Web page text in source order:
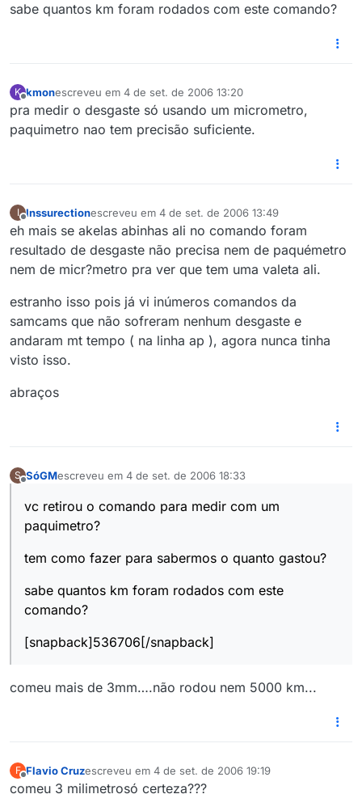
sabe quantos km foram rodados com este comando?
K kmonescreveu em 4 de set. de 2006 13:20
última edição por
pra medir o desgaste só usando um micrometro,
paquimetro nao tem precisão suficiente.
I
Offline
Inssurectionescreveu em 4 de set. de 2006 13:49
última edição por
eh mais se akelas abinhas ali no comando foram
resultado de desgaste não precisa nem de paquémetro
nem de micr?metro pra ver que tem uma valeta ali.
estranho isso pois já vi inúmeros comandos da
samcams que não sofreram nenhum desgaste e
andaram mt tempo ( na linha ap ), agora nunca tinha
visto isso.
abraços
S SóGMescreveu em 4 de set. de 2006 18:33
última edição por
vc retirou o comando para medir com um
paquimetro?
tem como fazer para sabermos o quanto gastou?
sabe quantos km foram rodados com este
comando?
[snapback]536706[/snapback]
comeu mais de 3mm….não rodou nem 5000 km...
F Flavio Cruzescreveu em 4 de set. de 2006 19:19
última edição por
comeu 3 milimetrosó certeza???